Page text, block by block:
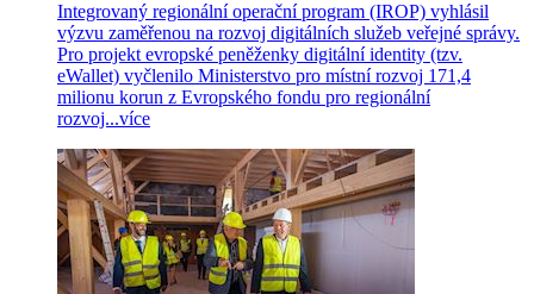
Integrovaný regionální operační program (IROP) vyhlásil
výzvu zaměřenou na rozvoj digitálních služeb veřejné správy.
Pro projekt evropské peněženky digitální identity (tzv.
eWallet) vyčlenilo Ministerstvo pro místní rozvoj 171,4
milionu korun z Evropského fondu pro regionální
rozvoj...více